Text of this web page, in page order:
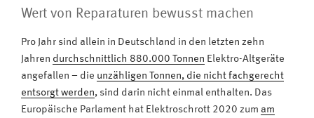
Wert von Reparaturen bewusst machen
Pro Jahr sind allein in Deutschland in den letzten zehn
Jahren durchschnittlich 880.000 Tonnen Elektro-Altgeräte
angefallen – die unzähligen Tonnen, die nicht fachgerecht
entsorgt werden, sind darin nicht einmal enthalten. Das
Europäische Parlament hat Elektroschrott 2020 zum am